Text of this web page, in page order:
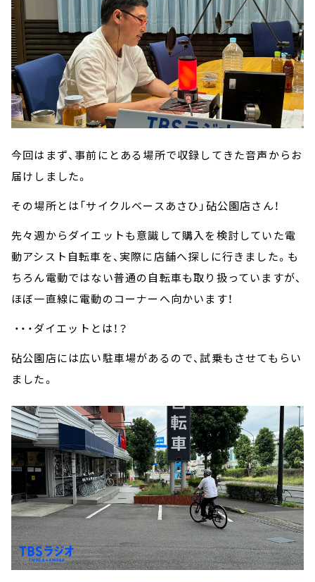
今回はまず、事前にとある場所で収録してきた音声からお
届けしました。
その場所とは「サイクルベースあさひ」砧公園店さん！
先々週からダイエットも意識して購入を検討していた電
動アシスト自転車を、実際に店舗へ探しに行きました。も
ちろん電動ではない普通の自転車も取り扱っていますが、
ほぼ一直線に電動のコーナーへ向かいます！
・・・ダイエットとは！？
砧公園店には広い駐車場があるので、試乗もさせてもらい
ました。